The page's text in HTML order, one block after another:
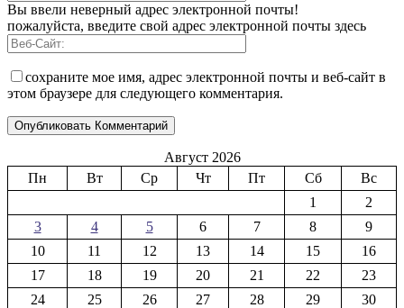
Вы ввели неверный адрес электронной почты!
пожалуйста, введите свой адрес электронной почты здесь
сохраните мое имя, адрес электронной почты и веб-сайт в
этом браузере для следующего комментария.
Август 2026
Пн
Вт Ср Чт Пт Сб
Вс
1
2
3
4 5 6 7 8
9
10
11 12 13 14 15
16
17
18 19 20 21 22
23
24
25 26 27 28 29
30